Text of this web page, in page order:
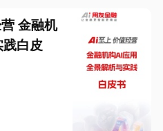
金融机
践白皮